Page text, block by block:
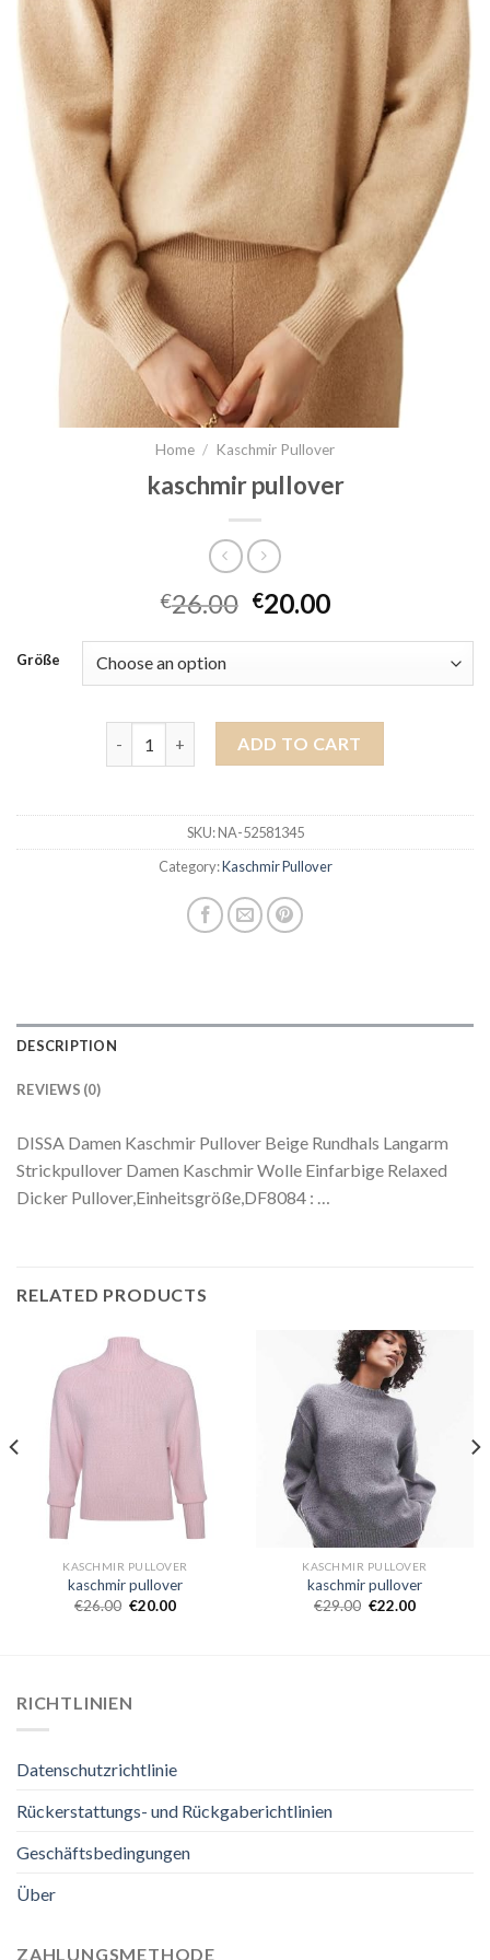
Home / Kaschmir Pullover
kaschmir pullover
€26.00 €20.00
Größe
kaschmir pullover quantity
ADD TO CART
SKU:NA-52581345
Category:Kaschmir Pullover
DESCRIPTION
REVIEWS (0)
DISSA Damen Kaschmir Pullover Beige Rundhals Langarm
Strickpullover Damen Kaschmir Wolle Einfarbige Relaxed
Dicker Pullover,Einheitsgröße,DF8084 : …
RELATED PRODUCTS
KASCHMIR PULLOVER
kaschmir pullover
€26.00 €20.00
KASCHMIR PULLOVER
kaschmir pullover
€29.00 €22.00
RICHTLINIEN
Datenschutzrichtlinie
Rückerstattungs- und Rückgaberichtlinien
Geschäftsbedingungen
Über
ZAHLUNGSMETHODE